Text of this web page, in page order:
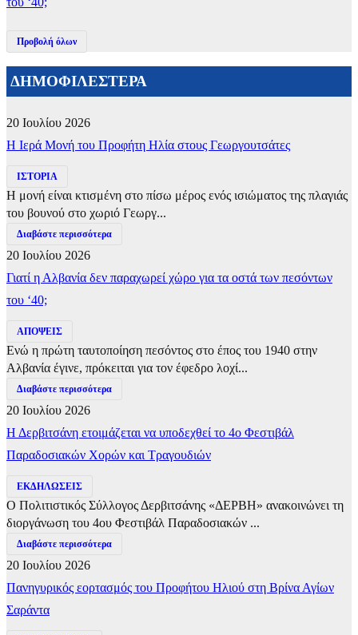
Προβολή όλων
ΔΗΜΟΦΙΛΕΣΤΕΡΑ
20 Ιουλίου 2026
​Η Ιερά Μονή του Προφήτη Ηλία στους Γεωργουτσάτες
ΙΣΤΟΡΙΑ
Η μονή είναι κτισμένη στο πίσω μέρος ενός ισιώματος της πλαγιάς
του βουνού στο χωριό Γεωργ...
Διαβάστε περισσότερα
20 Ιουλίου 2026
Γιατί η Αλβανία δεν παραχωρεί χώρο για τα οστά των πεσόντων
του ‘40;
ΑΠΟΨΕΙΣ
Ενώ η πρώτη ταυτοποίηση πεσόντος στο έπος του 1940 στην
Αλβανία έγινε, πρόκειται για τον έφεδρο λοχί...
Διαβάστε περισσότερα
20 Ιουλίου 2026
Η Δερβιτσάνη ετοιμάζεται να υποδεχθεί το 4ο Φεστιβάλ
Παραδοσιακών Χορών και Τραγουδιών
ΕΚΔΗΛΩΣΕΙΣ
Ο Πολιτιστικός Σύλλογος Δερβιτσάνης «ΔΕΡΒΗ» ανακοινώνει τη
διοργάνωση του 4ου Φεστιβάλ Παραδοσιακών ...
Διαβάστε περισσότερα
20 Ιουλίου 2026
Πανηγυρικός εορτασμός του Προφήτου Ηλιού στη Βρίνα Αγίων
Σαράντα